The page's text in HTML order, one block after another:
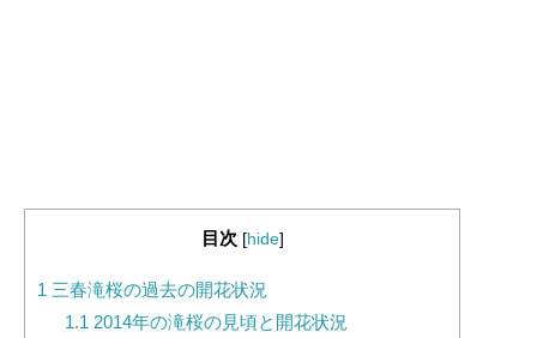
目次 [hide]
1 三春滝桜の過去の開花状況
1.1 2014年の滝桜の見頃と開花状況